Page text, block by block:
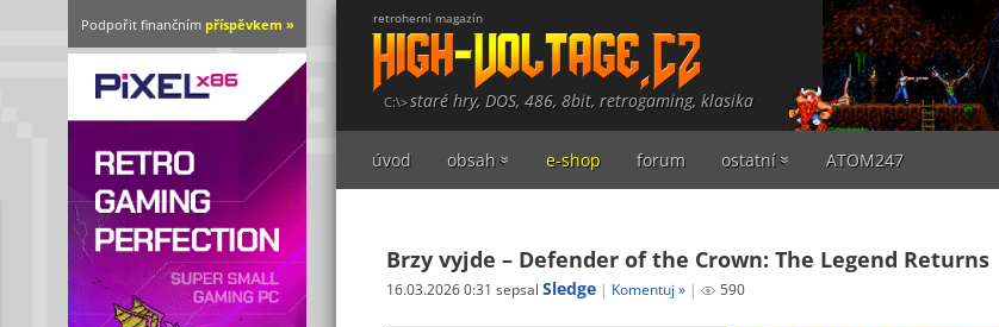
retroherní magazín
staré hry, DOS, 486, 8bit, retrogaming, klasika
úvod obsah e-shop forum ostatní ATOM247
Brzy vyjde – Defender of the Crown: The Legend Returns
16.03.2026 0:31 sepsal Sledge Komentuj » 590
Podpořit finančním příspěvkem »